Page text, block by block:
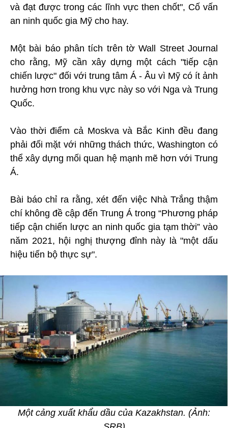
và đạt được trong các lĩnh vực then chốt", Cố vấn
an ninh quốc gia Mỹ cho hay.
Một bài báo phân tích trên tờ Wall Street Journal
cho rằng, Mỹ cần xây dựng một cách "tiếp cận
chiến lược" đối với trung tâm Á - Âu vì Mỹ có ít ảnh
hưởng hơn trong khu vực này so với Nga và Trung
Quốc.
Vào thời điểm cả Moskva và Bắc Kinh đều đang
phải đối mặt với những thách thức, Washington có
thể xây dựng mối quan hệ mạnh mẽ hơn với Trung
Á.
Bài báo chỉ ra rằng, xét đến việc Nhà Trắng thậm
chí không đề cập đến Trung Á trong “Phương pháp
tiếp cận chiến lược an ninh quốc gia tạm thời” vào
năm 2021, hội nghị thượng đỉnh này là "một dấu
hiệu tiến bộ thực sự".
Một cảng xuất khẩu dầu của Kazakhstan. (Ảnh: